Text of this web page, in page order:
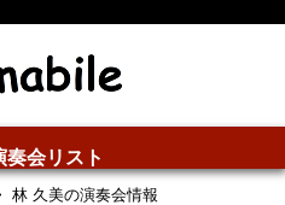
奏会リスト
林 久美の演奏会情報